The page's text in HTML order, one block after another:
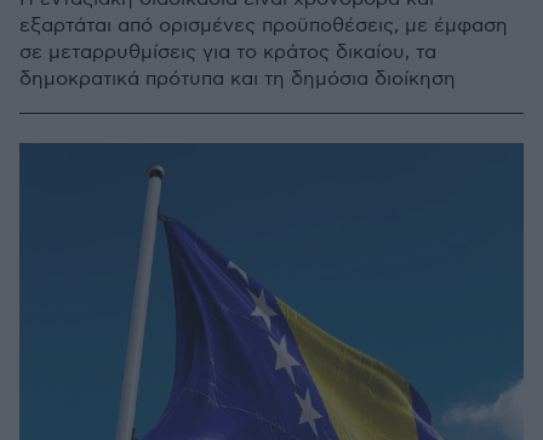
εξαρτάται από ορισμένες προϋποθέσεις, με έμφαση
σε μεταρρυθμίσεις για το κράτος δικαίου, τα
δημοκρατικά πρότυπα και τη δημόσια διοίκηση